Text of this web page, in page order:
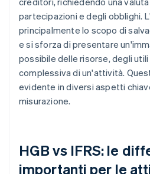
partecipazioni e degli obblighi.
principalmente lo scopo di
e si sforza di presentare
possibile delle risorse, degli
complessiva di un'attività.
evidente in diversi aspetti
misurazione.
HGB vs IFRS: le
importanti per le